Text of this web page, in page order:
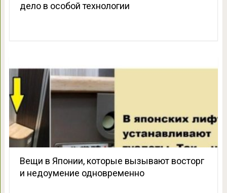
дело в особой технологии
Вещи в Японии, которые вызывают восторг
и недоумение одновременно